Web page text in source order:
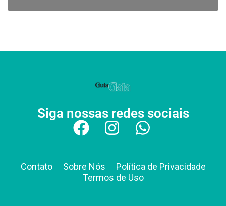
Siga nossas redes sociais
Contato Sobre Nós
Política de Privacidade
Termos de Uso